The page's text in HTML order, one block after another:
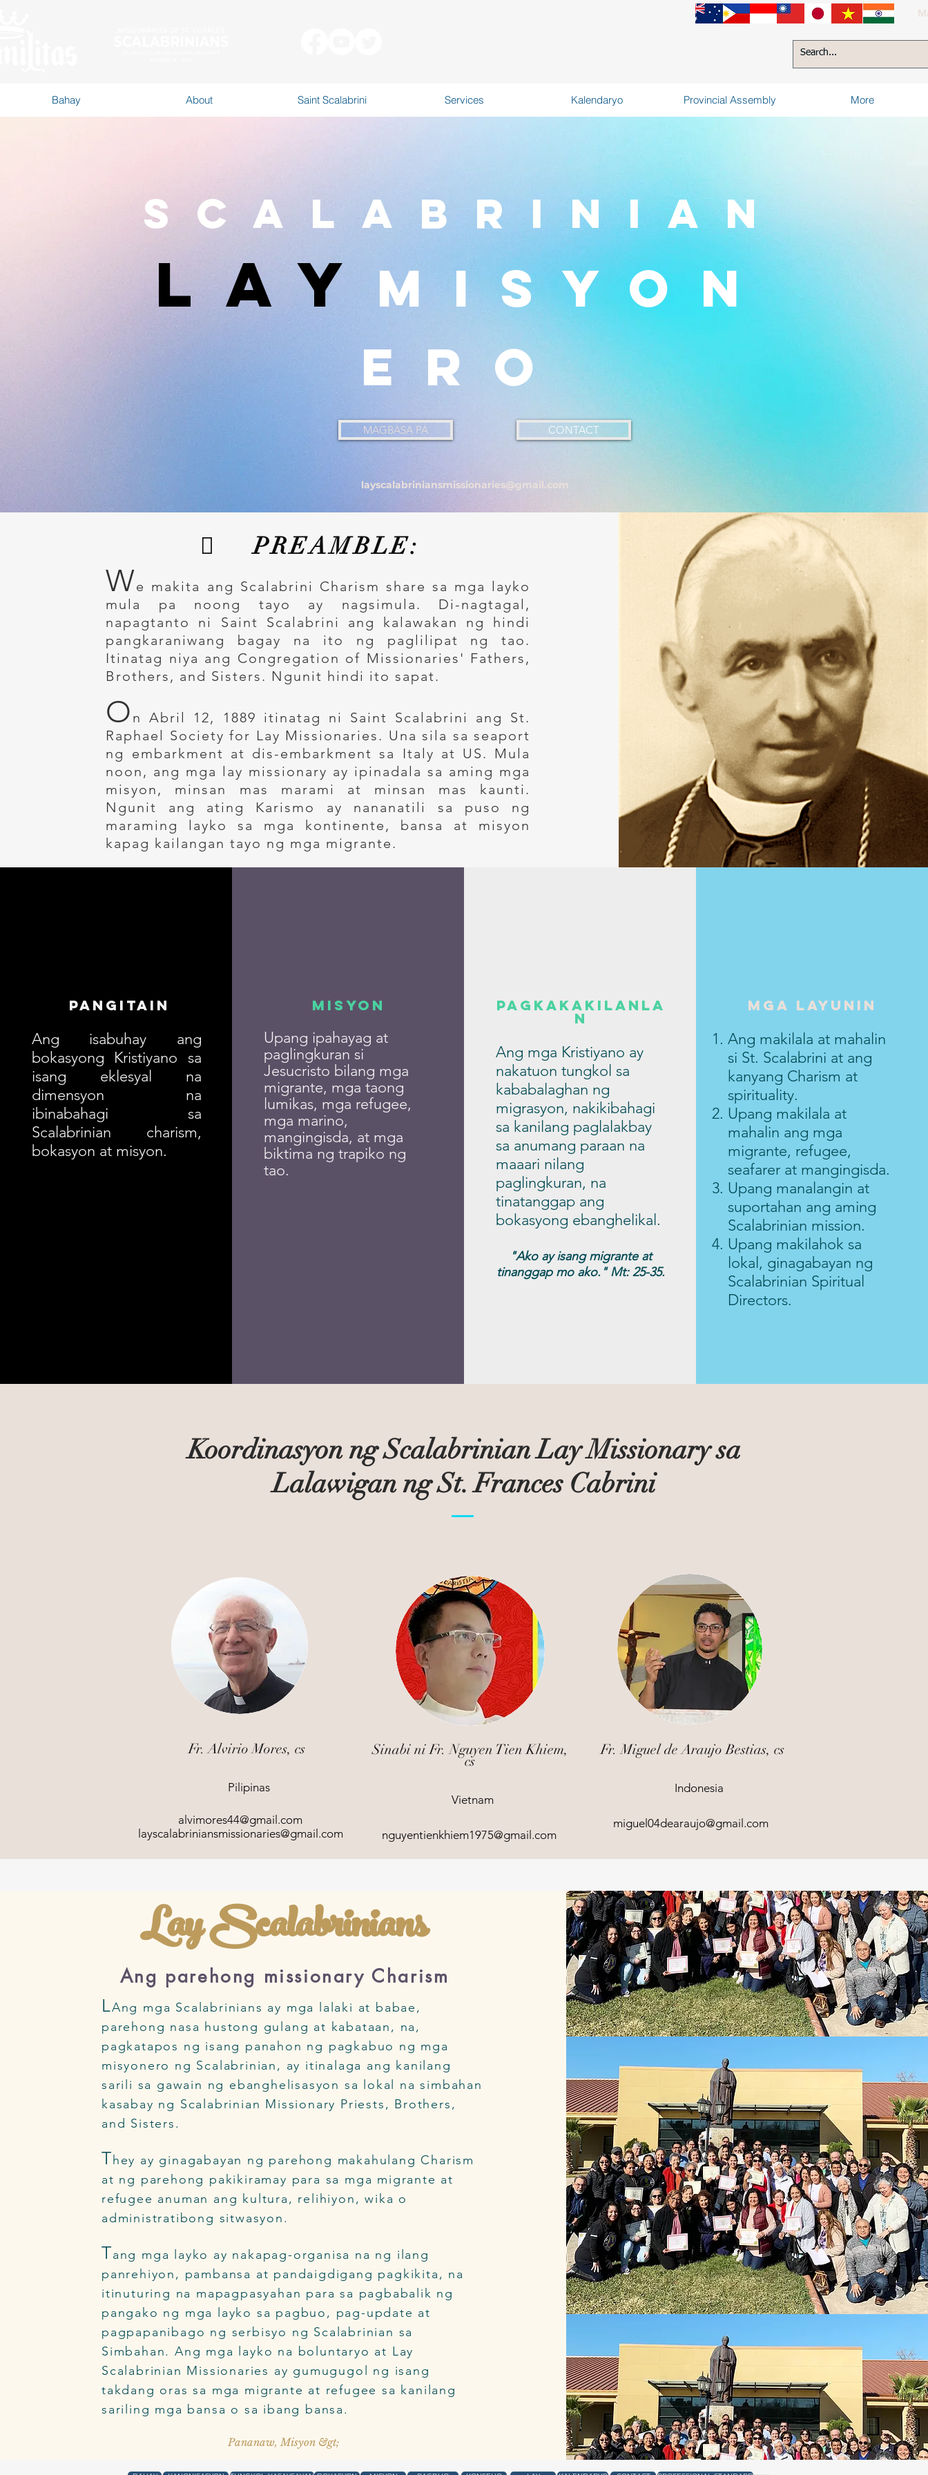
Bahay About Saint Scalabrini Services Kalendaryo Provincial Assembly More
Scalabrinian
Lay Misyon
ero
MAGBASA PA CONTACT
layscalabriniansmissionaries@gmail.com
 PREAMBLE:
We makita ang Scalabrini Charism share sa mga layko
mula pa noong tayo ay nagsimula. Di-nagtagal,
napagtanto ni Saint Scalabrini ang kalawakan ng hindi
pangkaraniwang bagay na ito ng paglilipat ng tao.
Itinatag niya ang Congregation of Missionaries' Fathers,
Brothers, and Sisters. Ngunit hindi ito sapat.
O n Abril 12, 1889 itinatag ni Saint Scalabrini ang St.
Raphael Society for Lay Missionaries. Una sila sa seaport
ng embarkment at dis-embarkment sa Italy at US. Mula
noon, ang mga lay missionary ay ipinadala sa aming mga
misyon, minsan mas marami at minsan mas kaunti.
Ngunit ang ating Karismo ay nananatili sa puso ng
maraming layko sa mga kontinente, bansa at misyon
kapag kailangan tayo ng mga migrante.
Pangitain
Ang isabuhay ang
bokasyong Kristiyano sa
isang eklesyal na
dimensyon na
ibinabahagi sa
Scalabrinian charism,
bokasyon at misyon.
Misyon
Upang ipahayag at
paglingkuran si
Jesucristo bilang mga
migrante, mga taong
lumikas, mga refugee,
mga marino,
mangingisda, at mga
biktima ng trapiko ng
tao.
Pagkakakilanla
n
Ang mga Kristiyano ay
nakatuon tungkol sa
kababalaghan ng
migrasyon, nakikibahagi
sa kanilang paglalakbay
sa anumang paraan na
maaari nilang
paglingkuran, na
tinatanggap ang
bokasyong ebanghelikal.
"Ako ay isang migrante at
tinanggap mo ako." Mt: 25-35.
mga layunin
Ang makilala at mahalin
si St. Scalabrini at ang
kanyang Charism at
spirituality.
Upang makilala at
mahalin ang mga
migrante, refugee,
seafarer at mangingisda.
Upang manalangin at
suportahan ang aming
Scalabrinian mission.
Upang makilahok sa
lokal, ginagabayan ng
Scalabrinian Spiritual
Directors.
Koordinasyon ng Scalabrinian Lay Missionary sa
Lalawigan ng St. Frances Cabrini
Fr. Alvirio Mores, cs
Pilipinas
alvimores44@gmail.com
layscalabriniansmissionaries@gmail.com
Sinabi ni Fr. Nguyen Tien Khiem,
cs
Vietnam
nguyentienkhiem1975@gmail.com
Fr. Miguel de Araujo Bestias, cs
Indonesia
miguel04dearaujo@gmail.com
Lay Scalabrinians
Ang parehong missionary Charism
LAng mga Scalabrinians ay mga lalaki at babae,
parehong nasa hustong gulang at kabataan, na,
pagkatapos ng isang panahon ng pagkabuo ng mga
misyonero ng Scalabrinian, ay itinalaga ang kanilang
sarili sa gawain ng ebanghelisasyon sa lokal na simbahan
kasabay ng Scalabrinian Missionary Priests, Brothers,
and Sisters.
They ay ginagabayan ng parehong makahulang Charism
at ng parehong pakikiramay para sa mga migrante at
refugee anuman ang kultura, relihiyon, wika o
administratibong sitwasyon.
Tang mga layko ay nakapag-organisa na ng ilang
panrehiyon, pambansa at pandaigdigang pagkikita, na
itinuturing na mapagpasyahan para sa pagbabalik ng
pangako ng mga layko sa pagbuo, pag-update at
pagpapanibago ng serbisyo ng Scalabrinian sa
Simbahan. Ang mga layko na boluntaryo at Lay
Scalabrinian Missionaries ay gumugugol ng isang
takdang oras sa mga migrante at refugee sa kanilang
sariling mga bansa o sa ibang bansa.
Pananaw, Misyon &gt;